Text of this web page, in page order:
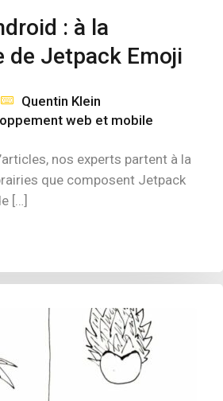
: à la
de Jetpack Emoji
Quentin Klein
web et mobile
nos experts partent à la
que composent Jetpack
[…]